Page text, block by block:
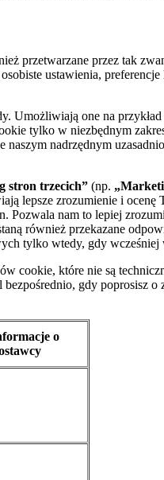
przetwarzane przez tak
ustawienia,
Umożliwiają one na
tylko w niezbędnym
nadrzędnym
stron trzecich” (np.
lepsze zrozumienie i ocenę
nam to lepiej
również przekazane
tylko wtedy, gdy wcześniej
cookie, które nie są
gdy poprosisz
o